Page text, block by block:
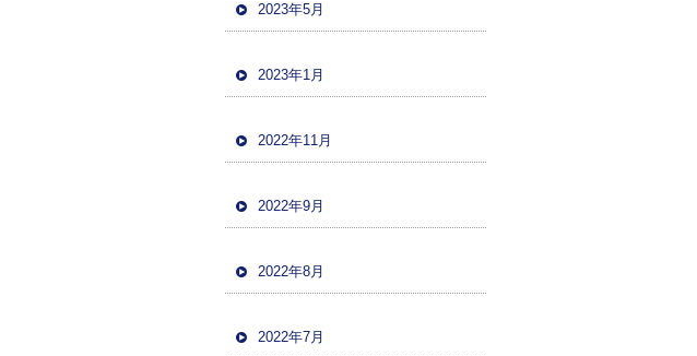
2023年5月
2023年1月
2022年11月
2022年9月
2022年8月
2022年7月